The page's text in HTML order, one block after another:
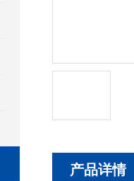
产品详情